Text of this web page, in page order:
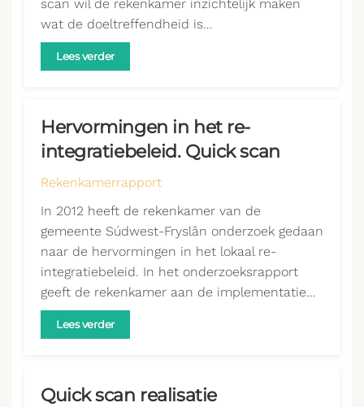
scan wil de rekenkamer inzichtelijk maken
wat de doeltreffendheid is…
Lees verder
Hervormingen in het re-
integratiebeleid. Quick scan
Rekenkamerrapport
In 2012 heeft de rekenkamer van de
gemeente Súdwest-Fryslân onderzoek gedaan
naar de hervormingen in het lokaal re-
integratiebeleid. In het onderzoeksrapport
geeft de rekenkamer aan de implementatie…
Lees verder
Quick scan realisatie